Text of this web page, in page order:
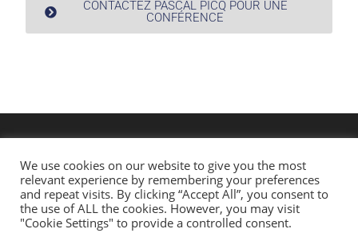
CONTACTEZ PASCAL PICQ POUR UNE
CONFÉRENCE
We use cookies on our website to give you the most
relevant experience by remembering your preferences
and repeat visits. By clicking “Accept All”, you consent to
the use of ALL the cookies. However, you may visit
"Cookie Settings" to provide a controlled consent.